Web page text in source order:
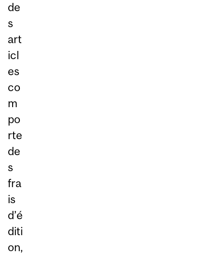
de
s
art
icl
es
co
m
po
rte
de
s
fra
is
d’é
diti
on,